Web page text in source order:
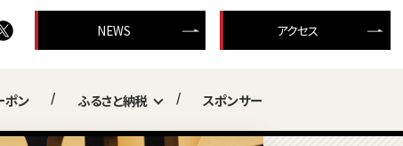
NEWS アクセス
ポン ふるさと納税 スポンサー